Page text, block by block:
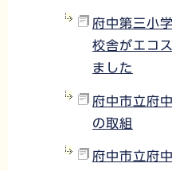
府中第三小
校舎がエコ
ました
府中市立府
の取組
府中市立府